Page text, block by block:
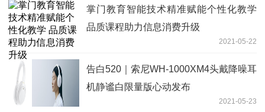
掌门教育智能技术精准赋能个性化教学
品质课程助力信息消费升级
2021-05-22
告白520｜索尼WH-1000XM4头戴降噪耳
机静谧白限量版心动发布
2021-05-23